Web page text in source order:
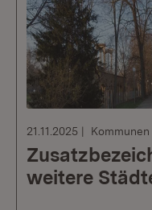
21.11.2025 Kommunen
weitere